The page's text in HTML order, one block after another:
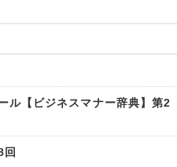
ル【ビジネスマナー辞典】第2
回